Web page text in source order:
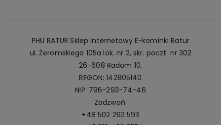
PHU RATUR Sklep Internetowy E-kominki Ratur
ul. Żeromskiego 105a lok. nr 2, skr. poczt. nr 302
26-608 Radom 10,
REGON: 142805140
NIP: 796-293-74-46
Zadzwoń:
+48 502 262 593
+48 516 420 055